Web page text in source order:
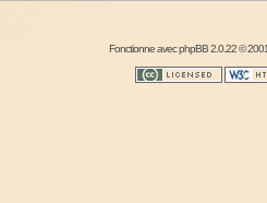
Fonctionne avecphpBB2.0.22 ©